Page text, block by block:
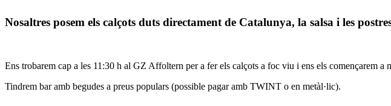
Nosaltres posem els calçots duts directament de Catalunya, la salsa i les
Ens trobarem cap a les 11:30 h al GZ Affoltern per a fer els calçots a foc viu i ens els començarem
Tindrem bar amb begudes a preus populars (possible pagar amb TWINT o en metàl·lic).